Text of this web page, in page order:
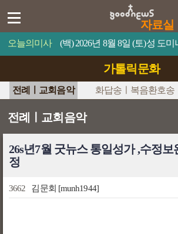
자료실
오늘의미사 (백) 2026년 8월 8일 (토)성 도미니코 사제 기념일믿음이 있으면
가톨릭문화
전례ㅣ교회음악 화답송ㅣ복음환호송
전례ㅣ교회음악
26s년7월 굿뉴스 통일성가 ,수정보
정
3662 김문회 [munh1944]